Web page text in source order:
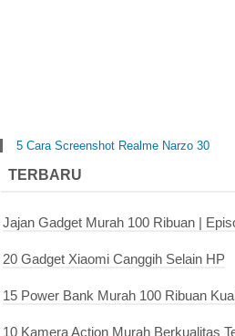
5 Cara Screenshot Realme Narzo 30
TERBARU
Jajan Gadget Murah 100 Ribuan |
20 Gadget Xiaomi Canggih Selain HP
15 Power Bank Murah 100 Ribuan
10 Kamera Action Murah Berkualitas